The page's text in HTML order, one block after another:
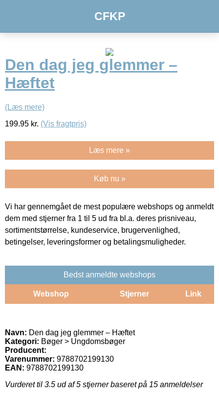
CFKP
Den dag jeg glemmer –
Hæftet
(Læs mere)
199.95 kr. (Vis fragtpris)
Læs mere »
Køb nu »
Vi har gennemgået de mest populære webshops og anmeldt
dem med stjerner fra 1 til 5 ud fra bl.a. deres prisniveau,
sortimentstørrelse, kundeservice, brugervenlighed,
betingelser, leveringsformer og betalingsmuligheder.
Bedst anmeldte webshops
Webshop Stjerner Link
Navn: Den dag jeg glemmer – Hæftet
Kategori: Bøger > Ungdomsbøger
Producent:
Varenummer: 9788702199130
EAN: 9788702199130
Vurderet til 3.5 ud af 5 stjerner baseret på 15 anmeldelser